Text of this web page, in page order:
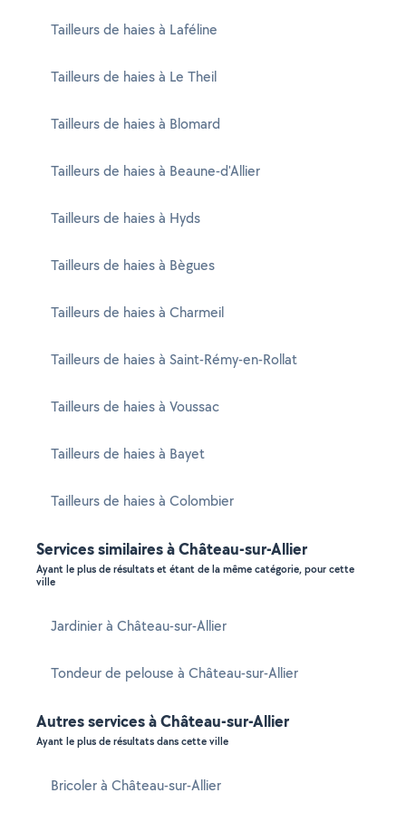
Tailleurs de haies à Laféline
Tailleurs de haies à Le Theil
Tailleurs de haies à Blomard
Tailleurs de haies à Beaune-d'Allier
Tailleurs de haies à Hyds
Tailleurs de haies à Bègues
Tailleurs de haies à Charmeil
Tailleurs de haies à Saint-Rémy-en-Rollat
Tailleurs de haies à Voussac
Tailleurs de haies à Bayet
Tailleurs de haies à Colombier
Services similaires à Château-sur-Allier
Ayant le plus de résultats et étant de la même catégorie, pour cette
ville
Jardinier à Château-sur-Allier
Tondeur de pelouse à Château-sur-Allier
Autres services à Château-sur-Allier
Ayant le plus de résultats dans cette ville
Bricoler à Château-sur-Allier